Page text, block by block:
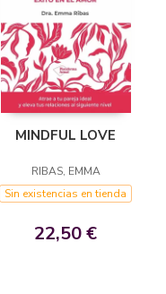
MINDFUL LOVE
RIBAS, EMMA
Sin existencias en tienda
22,50 €